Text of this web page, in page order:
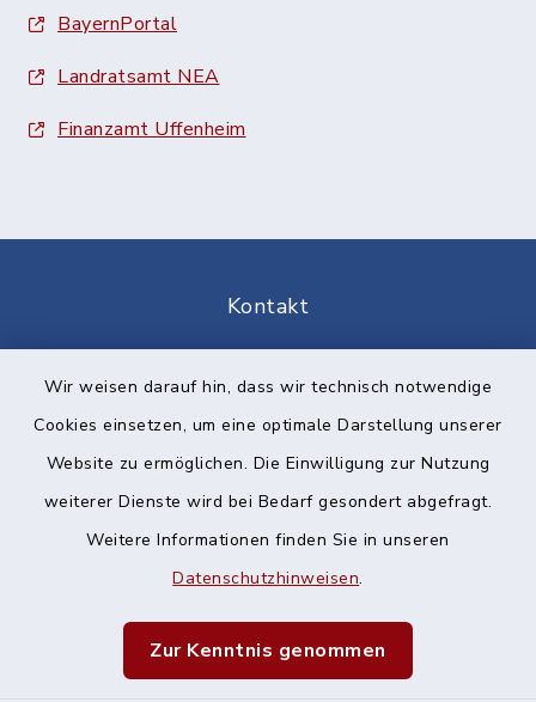
Wir weisen darauf hin, dass wir technisch notwendige
Cookies einsetzen, um eine optimale Darstellung unserer
Website zu ermöglichen. Die Einwilligung zur Nutzung
weiterer Dienste wird bei Bedarf gesondert abgefragt.
Weitere Informationen finden Sie in unseren
Datenschutzhinweisen.
Zur Kenntnis genommen
BayernPortal
Landratsamt NEA
Finanzamt Uffenheim
Kontakt
Datenschutz
Impressum
Sitemap
Cookie-Einstellungen